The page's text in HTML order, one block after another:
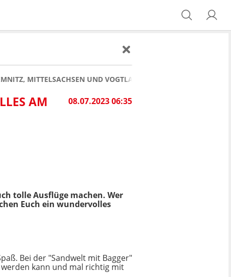
MITTELSACHSEN UND VOGTLAND AM SAMSTAG:
08.07.2023 06:35
AM
tolle Ausflüge machen. Wer
Euch ein wundervolles
Bei der "Sandwelt mit Bagger"
kann und mal richtig mit